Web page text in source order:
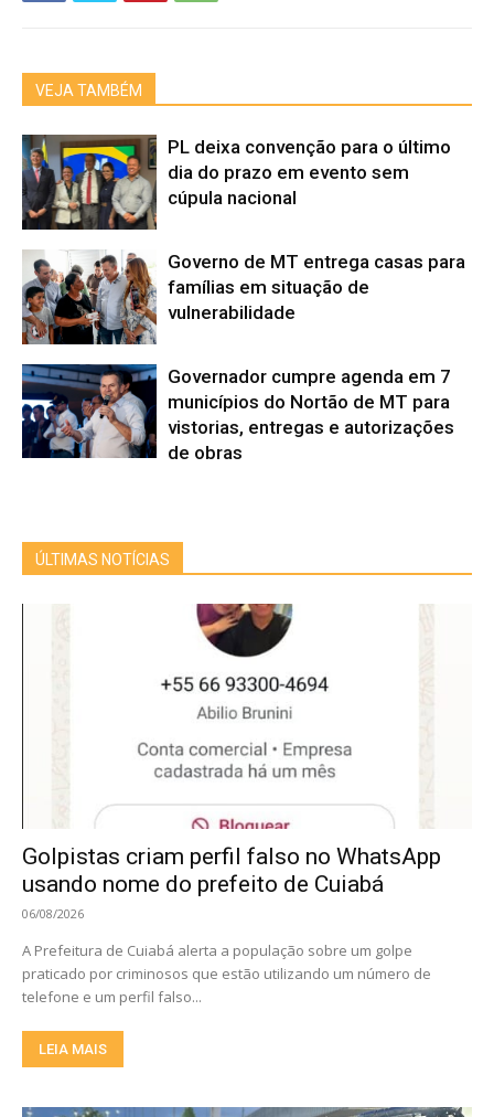
VEJA TAMBÉM
PL deixa convenção para o último
dia do prazo em evento sem
cúpula nacional
Governo de MT entrega casas para
famílias em situação de
vulnerabilidade
Governador cumpre agenda em 7
municípios do Nortão de MT para
vistorias, entregas e autorizações
de obras
ÚLTIMAS NOTÍCIAS
Golpistas criam perfil falso no WhatsApp
usando nome do prefeito de Cuiabá
06/08/2026
A Prefeitura de Cuiabá alerta a população sobre um golpe
praticado por criminosos que estão utilizando um número de
telefone e um perfil falso...
LEIA MAIS